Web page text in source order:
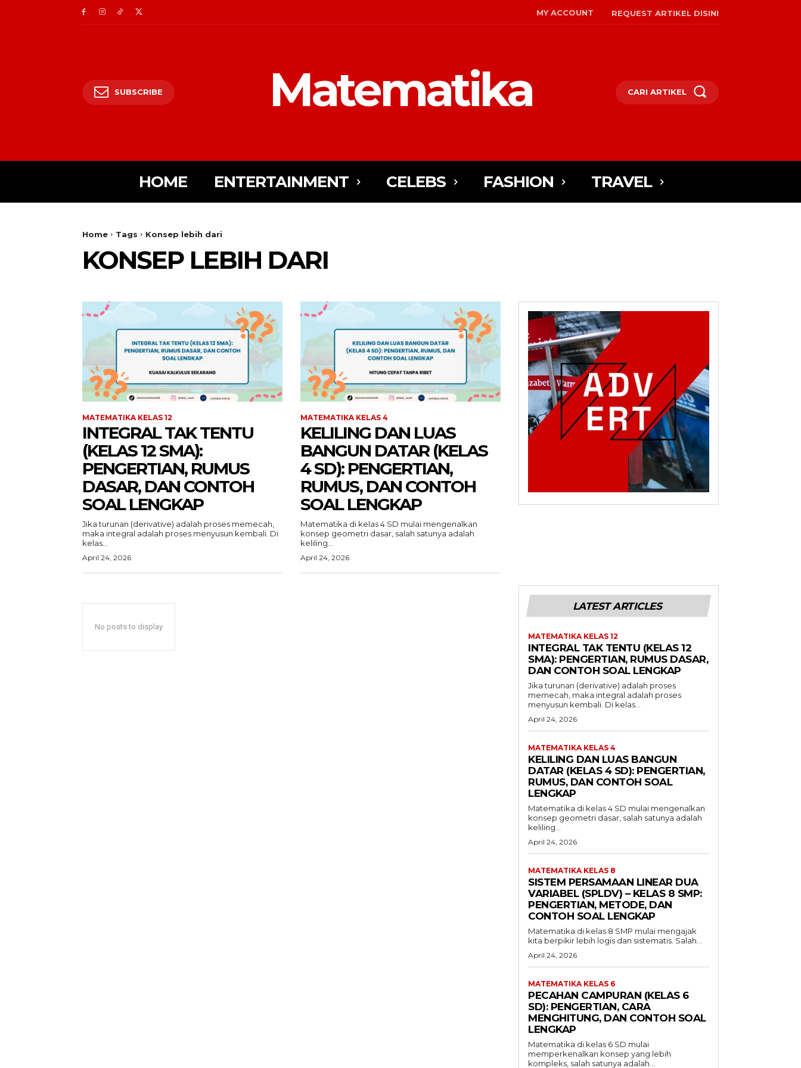
MY ACCOUNT REQUEST ARTIKEL DISINI
SUBSCRIBE Matematika CARI ARTIKEL
HOME ENTERTAINMENT CELEBS FASHION TRAVEL
Home Tags Konsep lebih dari
KONSEP LEBIH DARI
MATEMATIKA KELAS 12
INTEGRAL TAK TENTU
(KELAS 12 SMA):
PENGERTIAN, RUMUS
DASAR, DAN CONTOH
SOAL LENGKAP
Jika turunan (derivative) adalah proses memecah,
maka integral adalah proses menyusun kembali. Di
kelas...
April 24, 2026
MATEMATIKA KELAS 4
KELILING DAN LUAS
BANGUN DATAR (KELAS
4 SD): PENGERTIAN,
RUMUS, DAN CONTOH
SOAL LENGKAP
Matematika di kelas 4 SD mulai mengenalkan
konsep geometri dasar, salah satunya adalah
keliling...
April 24, 2026
No posts to display
LATEST ARTICLES
MATEMATIKA KELAS 12
INTEGRAL TAK TENTU (KELAS 12
SMA): PENGERTIAN, RUMUS DASAR,
DAN CONTOH SOAL LENGKAP
Jika turunan (derivative) adalah proses
memecah, maka integral adalah proses
menyusun kembali. Di kelas...
April 24, 2026
MATEMATIKA KELAS 4
KELILING DAN LUAS BANGUN
DATAR (KELAS 4 SD): PENGERTIAN,
RUMUS, DAN CONTOH SOAL
LENGKAP
Matematika di kelas 4 SD mulai mengenalkan
konsep geometri dasar, salah satunya adalah
keliling...
April 24, 2026
MATEMATIKA KELAS 8
SISTEM PERSAMAAN LINEAR DUA
VARIABEL (SPLDV) – KELAS 8 SMP:
PENGERTIAN, METODE, DAN
CONTOH SOAL LENGKAP
Matematika di kelas 8 SMP mulai mengajak
kita berpikir lebih logis dan sistematis. Salah...
April 24, 2026
MATEMATIKA KELAS 6
PECAHAN CAMPURAN (KELAS 6
SD): PENGERTIAN, CARA
MENGHITUNG, DAN CONTOH SOAL
LENGKAP
Matematika di kelas 6 SD mulai
memperkenalkan konsep yang lebih
kompleks, salah satunya adalah...